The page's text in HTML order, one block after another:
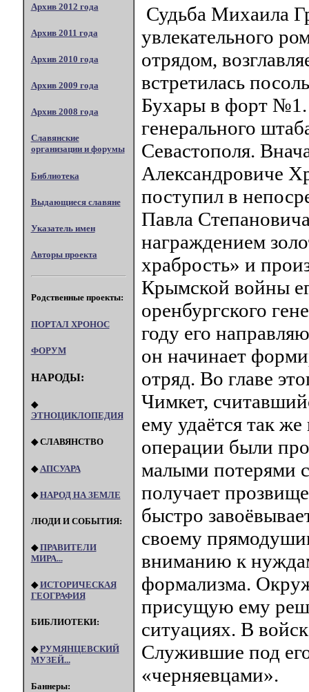
Архив 2012 года
Архив 2011 года
Архив 2010 года
Архив 2009 года
Архив 2008 года
Славянские
организации и форумы
Библиотека
Выдающиеся славяне
Указатель имен
Авторы проекта
Родственные проекты:
ПОРТАЛ XPOHOC
ФОРУМ
НАРОДЫ:
◆
ЭТНОЦИКЛОПЕДИЯ
◆ СЛАВЯНСТВО
◆ АПСУАРА
◆НАРОД НА ЗЕМЛЕ
ЛЮДИ И СОБЫТИЯ:
◆ПРАВИТЕЛИ
МИРА...
◆ИСТОРИЧЕСКАЯ
ГЕОГРАФИЯ
БИБЛИОТЕКИ:
◆РУМЯНЦЕВСКИЙ
МУЗЕЙ...
Баннеры:
Судьба Михаила
увлекательного
отрядом,
встретилась
Бухары в форт
генерального
Севастополя.
Александровиче
поступил в
Павла
награждением
храбрость» и
Крымской войны
оренбургского
году его
он начинает
отряд. Во главе
Чимкет,
ему удаётся так
операции были
малыми потерями
получает
быстро
своему
вниманию к
формализма.
присущую ему
ситуациях. В
Служившие под
«черняевцами».